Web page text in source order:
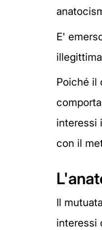
E'
Poiché il
interessi
con il
Il
interessi